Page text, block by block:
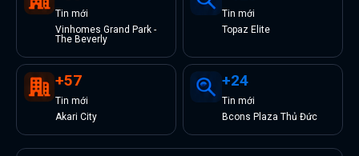
Tin mới
Vinhomes Grand Park -
The Beverly
Tin mới
Topaz Elite
+57
Tin mới
Akari City
+24
Tin mới
Bcons Plaza Thủ Đức